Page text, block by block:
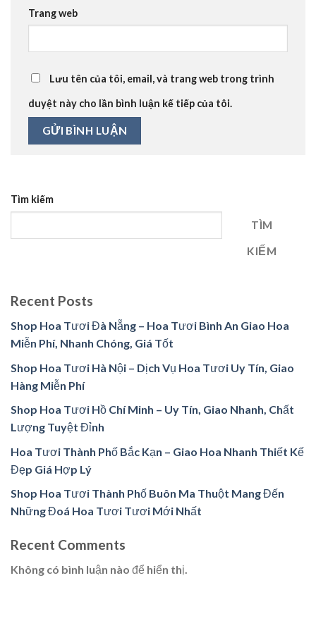
Trang web
Lưu tên của tôi, email, và trang web trong trình
duyệt này cho lần bình luận kế tiếp của tôi.
Tìm kiếm
TÌM
KIẾM
Recent Posts
Shop Hoa Tươi Đà Nẵng – Hoa Tươi Bình An Giao Hoa
Miễn Phí, Nhanh Chóng, Giá Tốt
Shop Hoa Tươi Hà Nội – Dịch Vụ Hoa Tươi Uy Tín, Giao
Hàng Miễn Phí
Shop Hoa Tươi Hồ Chí Minh – Uy Tín, Giao Nhanh, Chất
Lượng Tuyệt Đỉnh
Hoa Tươi Thành Phố Bắc Kạn – Giao Hoa Nhanh Thiết Kế
Đẹp Giá Hợp Lý
Shop Hoa Tươi Thành Phố Buôn Ma Thuột Mang Đến
Những Đoá Hoa Tươi Tươi Mới Nhất
Recent Comments
Không có bình luận nào để hiển thị.